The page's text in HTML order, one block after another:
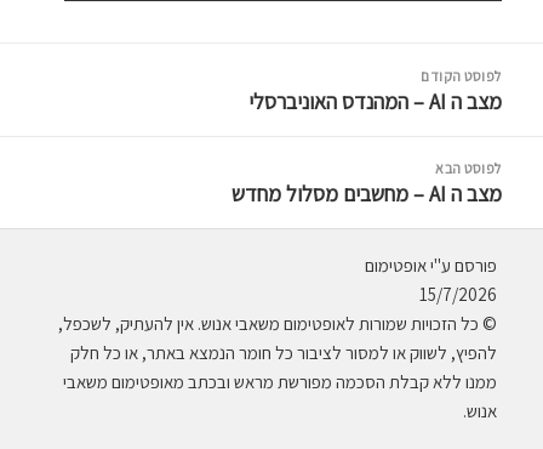
לפוסט הקודם
לפוסט
מצב ה AI – המהנדס האוניברסלי
לפוסט הבא
לפוסט
מצב ה AI – מחשבים מסלול מחדש
פורסם ע"י אופטימום
15/7/2026
© כל הזכויות שמורות לאופטימום משאבי אנוש. אין להעתיק, לשכפל,
להפיץ, לשווק או למסור לציבור כל חומר הנמצא באתר, או כל חלק
ממנו ללא קבלת הסכמה מפורשת מראש ובכתב מאופטימום משאבי
אנוש.